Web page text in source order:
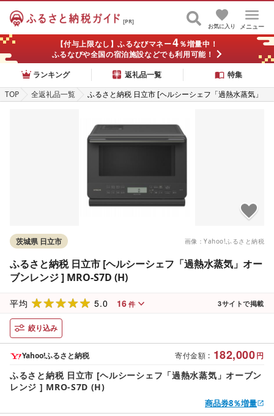
[PR]
メニュー
お気に入り
【付与上限なし】ふるなびマネー4％増量中！
ふるなびや全国の宿泊施設などでも利用可能！
ランキング
返礼品一覧
特集
TOP
全返礼品一覧
ふるさと納税 日立市 [ヘルシーシェフ「過熱水蒸気」
画像：Yahoo!ふるさと納税
茨城県 日立市
ふるさと納税 日立市 [ヘルシーシェフ「過熱水蒸気」オー
ブンレンジ ] MRO-S7D (H)
平均 5.0 16 件 3サイトで掲載
絞り込み
寄付金額 : 182,000円
Yahoo!ふるさと納税
ふるさと納税 日立市 [ヘルシーシェフ「過熱水蒸気」オーブン
レンジ ] MRO-S7D (H)
商品券8％増量